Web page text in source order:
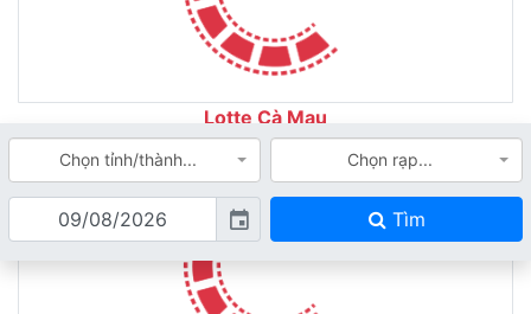
Chọn tỉnh/thành... Chọn rạp...
event Tìm
Lotte Cà Mau